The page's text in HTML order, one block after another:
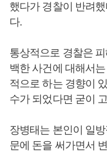
했다가 경찰이 반려
다.
통상적으로 경찰은
백한 사건에 대해서
적으로 하는 경향이
수가 되었다면 굳이
장병태는 본인이 일
문에 돈을 써가면서